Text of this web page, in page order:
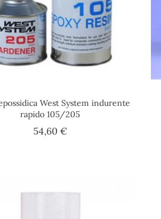
West System indurente
rapido 105/205
54,60 €Prezzo